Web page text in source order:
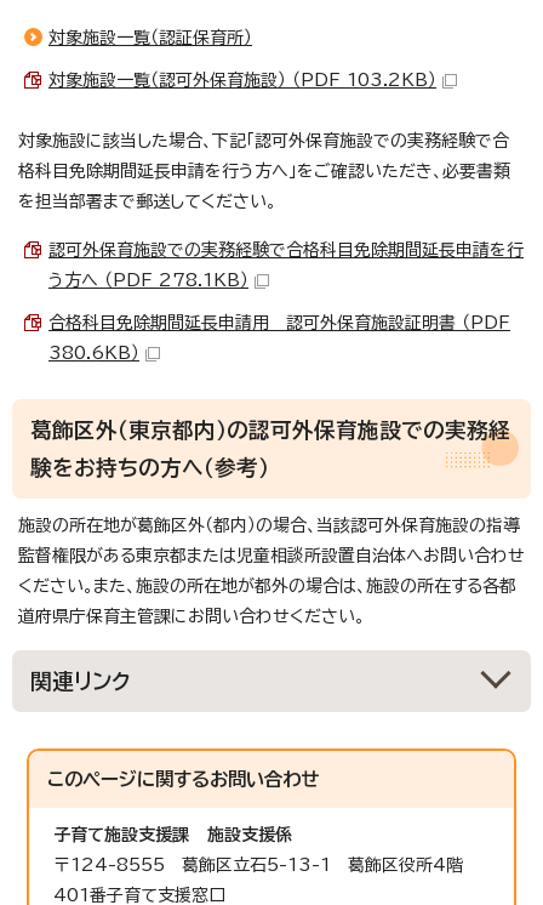
対象施設一覧（認証保育所）
対象施設一覧（認可外保育施設） （PDF 103.2KB）
対象施設に該当した場合、下記「認可外保育施設での実務経験で合
格科目免除期間延長申請を行う方へ」をご確認いただき、必要書類
を担当部署まで郵送してください。
認可外保育施設での実務経験で合格科目免除期間延長申請を行
う方へ （PDF 278.1KB）
合格科目免除期間延長申請用 認可外保育施設証明書 （PDF
380.6KB）
葛飾区外（東京都内）の認可外保育施設での実務経
験をお持ちの方へ（参考）
施設の所在地が葛飾区外（都内）の場合、当該認可外保育施設の指導
監督権限がある東京都または児童相談所設置自治体へお問い合わせ
ください。また、施設の所在地が都外の場合は、施設の所在する各都
道府県庁保育主管課にお問い合わせください。
関連リンク
このページに関するお問い合わせ
子育て施設支援課
施設支援係
〒124-8555 葛飾区立石5-13-1 葛飾区役所4階
401番子育て支援窓口